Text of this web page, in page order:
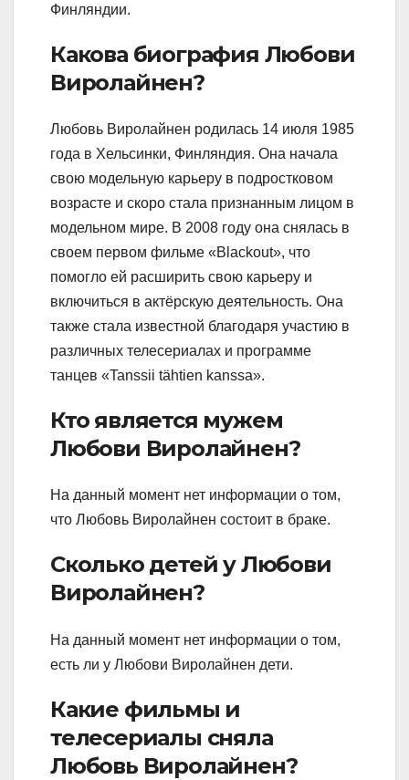
Финляндии.
Какова биография Любови
Виролайнен?
Любовь Виролайнен родилась 14 июля 1985
года в Хельсинки, Финляндия. Она начала
свою модельную карьеру в подростковом
возрасте и скоро стала признанным лицом в
модельном мире. В 2008 году она снялась в
своем первом фильме «Blackout», что
помогло ей расширить свою карьеру и
включиться в актёрскую деятельность. Она
также стала известной благодаря участию в
различных телесериалах и программе
танцев «Tanssii tähtien kanssa».
Кто является мужем
Любови Виролайнен?
На данный момент нет информации о том,
что Любовь Виролайнен состоит в браке.
Сколько детей у Любови
Виролайнен?
На данный момент нет информации о том,
есть ли у Любови Виролайнен дети.
Какие фильмы и
телесериалы сняла
Любовь Виролайнен?